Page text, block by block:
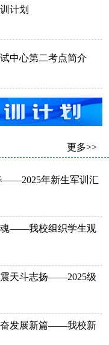
计划
中心第二考点简介
更多>>
——2025年新生军训汇
魂——我校组织学生观
天斗志扬——2025级
奋发展新篇——我校新